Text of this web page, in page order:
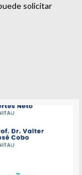
solicitar